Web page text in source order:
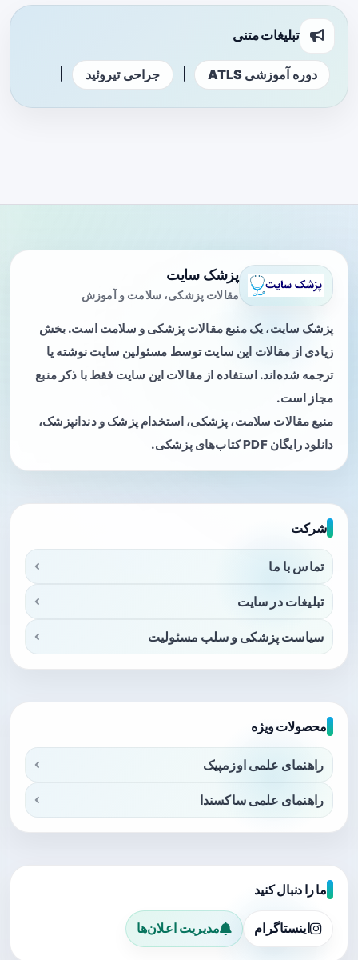
تبلیغات متنی
دوره آموزشی ATLS جراحی تیروئید
پزشک سایت
مقالات پزشکی، سلامت و آموزش
پزشک سایت، یک منبع مقالات پزشکی و سلامت است. بخش
زیادی از مقالات این سایت توسط مسئولین سایت نوشته یا
ترجمه شده‌اند. استفاده از مقالات این سایت فقط با ذکر منبع
مجاز است.
منبع مقالات سلامت، پزشکی، استخدام پزشک و دندانپزشک،
دانلود رایگان PDF کتاب‌های پزشکی.
شرکت
تماس با ما
تبلیغات در سایت
سیاست پزشکی و سلب مسئولیت
محصولات ویژه
راهنمای علمی اوزمپیک
راهنمای علمی ساکسندا
ما را دنبال کنید
اینستاگرام مدیریت اعلان‌ها